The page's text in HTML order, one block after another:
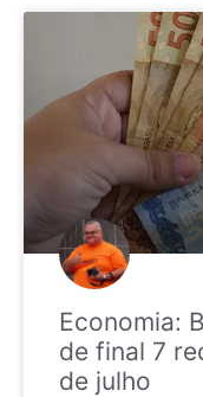
Economia:
de final 7
de julho